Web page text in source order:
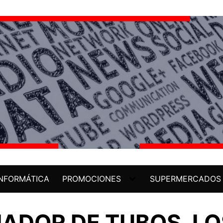
PROMOCIONES SUPERMERCADOS